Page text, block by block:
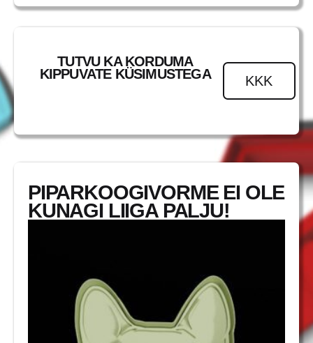
TUTVU KA KORDUMA
KIPPUVATE KÜSIMUSTEGA
KKK
PIPARKOOGIVORME EI OLE
KUNAGI LIIGA PALJU!